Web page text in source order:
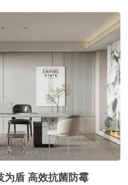
盾 高效抗菌防霉